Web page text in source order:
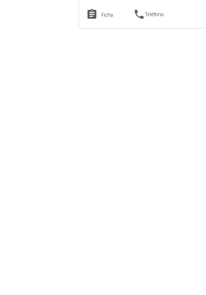
 Ficha Teléfono